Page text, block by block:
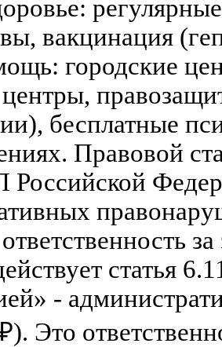
вакцинация
городские
бесплатные
Правовой
Российской
статья
-
Это